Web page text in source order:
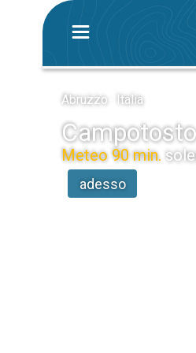
Abruzzo · Italia
Meteo 90 min.
adesso